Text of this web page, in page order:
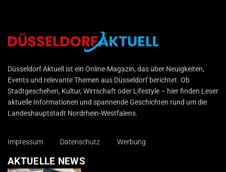
Düsseldorf Aktuell
Düsseldorf Aktuell ist ein Online-Magazin, das über Neuigkeiten,
Events und relevante Themen aus Düsseldorf berichtet. Ob
Stadtgeschehen, Kultur, Wirtschaft oder Lifestyle – hier finden Leser
aktuelle Informationen und spannende Geschichten rund um die
Landeshauptstadt Nordrhein-Westfalens.
Impressum Datenschutz Werbung
AKTUELLE NEWS